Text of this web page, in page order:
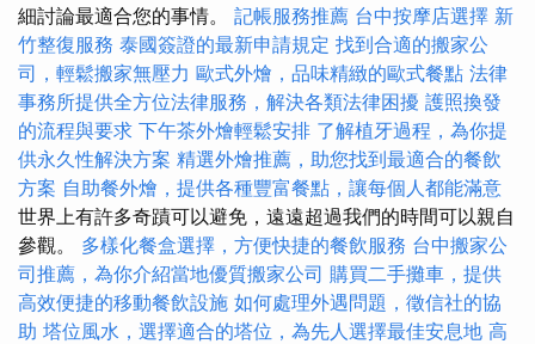
細討論最適合您的事情。 記帳服務推薦 台中按摩店選擇 新
竹整復服務 泰國簽證的最新申請規定 找到合適的搬家公
司，輕鬆搬家無壓力 歐式外燴，品味精緻的歐式餐點 法律
事務所提供全方位法律服務，解決各類法律困擾 護照換發
的流程與要求 下午茶外燴輕鬆安排 了解植牙過程，為你提
供永久性解決方案 精選外燴推薦，助您找到最適合的餐飲
方案 自助餐外燴，提供各種豐富餐點，讓每個人都能滿意
世界上有許多奇蹟可以避免，遠遠超過我們的時間可以親自
參觀。 多樣化餐盒選擇，方便快捷的餐飲服務 台中搬家公
司推薦，為你介紹當地優質搬家公司 購買二手攤車，提供
高效便捷的移動餐飲設施 如何處理外遇問題，徵信社的協
助 塔位風水，選擇適合的塔位，為先人選擇最佳安息地 高